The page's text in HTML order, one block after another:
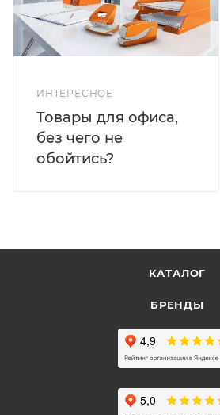
ИНТЕРЕСНОЕ
Товары для офиса,
без чего не
обойтись?
КАТАЛОГ
БРЕНДЫ